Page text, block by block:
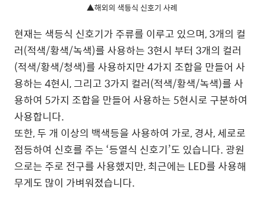
▲해외의 색등식 신호기 사례
현재는 색등식 신호기가 주류를 이루고 있으며, 3개의 컬
러(적색/황색/녹색)를 사용하는 3현시 부터 3개의 컬러
(적색/황색/청색)를 사용하지만 4가지 조합을 만들어 사
용하는 4현시, 그리고 3가지 컬러(적색/황색/녹색)를 사
용하여 5가지 조합을 만들어 사용하는 5현시로 구분하여
사용합니다.
또한, 두 개 이상의 백색등을 사용하여 가로, 경사, 세로로
점등하여 신호를 주는 ‘등열식 신호기’도 있습니다. 광원
으로는 주로 전구를 사용했지만, 최근에는 LED를 사용해
무게도 많이 가벼워졌습니다.